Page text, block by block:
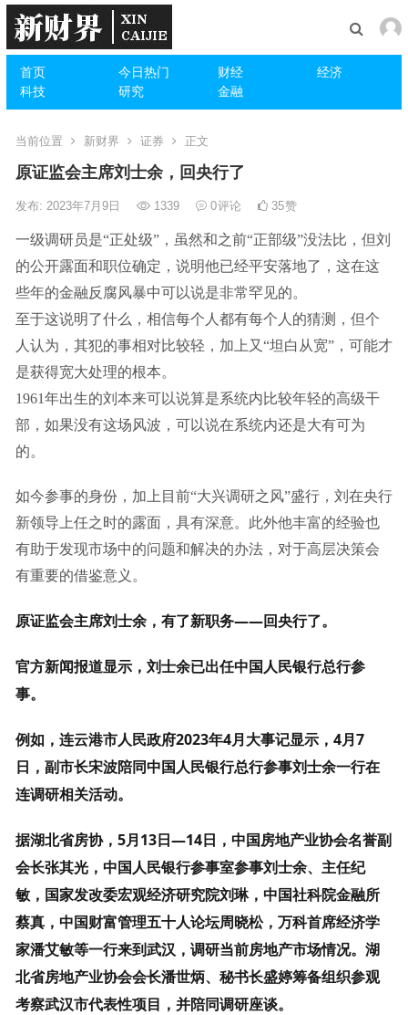
首页 今日热门 财经
经济
科技
研究 金融
当前位置 新财界 证券 正文
原证监会主席刘士余，回央行了
发布: 2023年7月9日 1339 0评论 35赞
一级调研员是“正处级”，虽然和之前“正部级”没法比，但刘
的公开露面和职位确定，说明他已经平安落地了，这在这
些年的金融反腐风暴中可以说是非常罕见的。
至于这说明了什么，相信每个人都有每个人的猜测，但个
人认为，其犯的事相对比较轻，加上又“坦白从宽”，可能才
是获得宽大处理的根本。
1961年出生的刘本来可以说算是系统内比较年轻的高级干
部，如果没有这场风波，可以说在系统内还是大有可为
的。
如今参事的身份，加上目前“大兴调研之风”盛行，刘在央行
新领导上任之时的露面，具有深意。此外他丰富的经验也
有助于发现市场中的问题和解决的办法，对于高层决策会
有重要的借鉴意义。
原证监会主席刘士余，有了新职务——回央行了。
官方新闻报道显示，刘士余已出任中国人民银行总行参
事。
例如，连云港市人民政府2023年4月大事记显示，4月7
日，副市长宋波陪同中国人民银行总行参事刘士余一行在
连调研相关活动。
据湖北省房协，5月13日—14日，中国房地产业协会名誉副
会长张其光，中国人民银行参事室参事刘士余、主任纪
敏，国家发改委宏观经济研究院刘琳，中国社科院金融所
蔡真，中国财富管理五十人论坛周晓松，万科首席经济学
家潘艾敏等一行来到武汉，调研当前房地产市场情况。湖
北省房地产业协会会长潘世炳、秘书长盛婷筹备组织参观
考察武汉市代表性项目，并陪同调研座谈。